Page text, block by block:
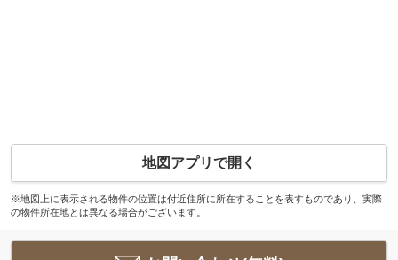
地図アプリで開く
※地図上に表示される物件の位置は付近住所に所在することを表すものであり、実際
の物件所在地とは異なる場合がございます。